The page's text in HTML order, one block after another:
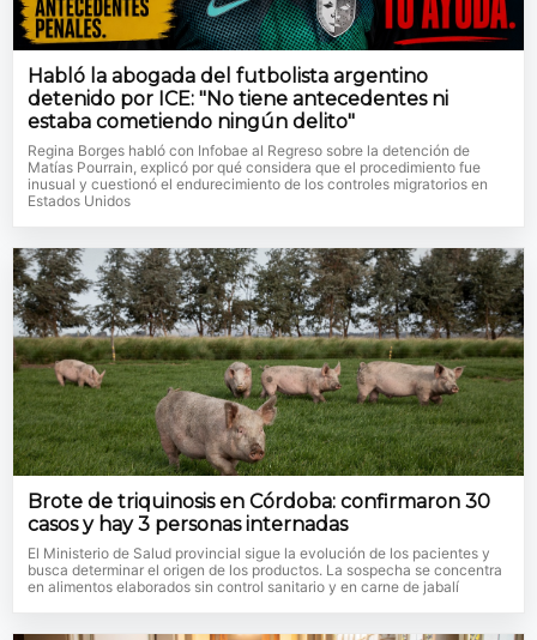
Habló la abogada del futbolista argentino
detenido por ICE: "No tiene antecedentes ni
estaba cometiendo ningún delito"
Regina Borges habló con Infobae al Regreso sobre la detención de
Matías Pourrain, explicó por qué considera que el procedimiento fue
inusual y cuestionó el endurecimiento de los controles migratorios en
Estados Unidos
Brote de triquinosis en Córdoba: confirmaron 30
casos y hay 3 personas internadas
El Ministerio de Salud provincial sigue la evolución de los pacientes y
busca determinar el origen de los productos. La sospecha se concentra
en alimentos elaborados sin control sanitario y en carne de jabalí